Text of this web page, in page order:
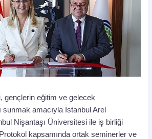
gençlerin eğitim ve gelecek
sunmak amacıyla İstanbul Arel
Nişantaşı Üniversitesi ile iş birliği
kapsamında ortak seminerler ve